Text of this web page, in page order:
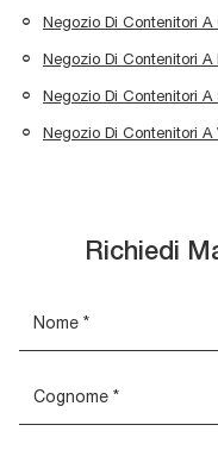
Negozio Di Contenitori
Negozio Di Contenitori A
Negozio Di Contenitori A
Negozio Di Contenitori A
Richiedi